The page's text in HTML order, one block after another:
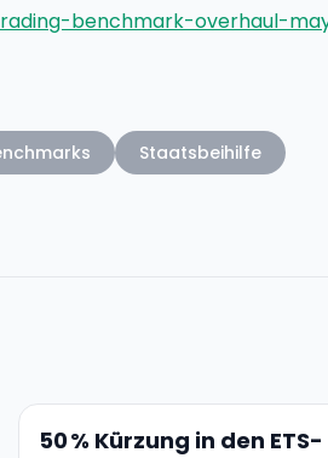
benchmark-overhaul-
Staatsbeihilfe
50 % Kürzung in den ETS-